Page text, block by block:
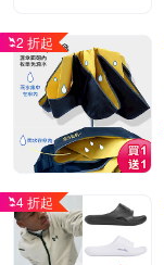
2 折起
4 折起